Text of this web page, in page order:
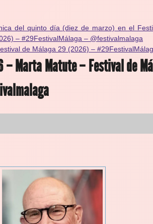
del quinto día (diez de marzo) en el
– #29FestivalMálaga – @festivalmalaga
de Málaga 29 (2026) –
– Marta Matute – Festival de